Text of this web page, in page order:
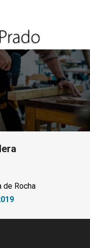
de Rocha